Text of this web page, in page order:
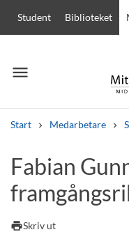
Student Biblioteket
menu
Meny
Start Medarbetare
Andra söktjänster
Kurser och program
Lediga jobb
Fabian
printSkriv ut